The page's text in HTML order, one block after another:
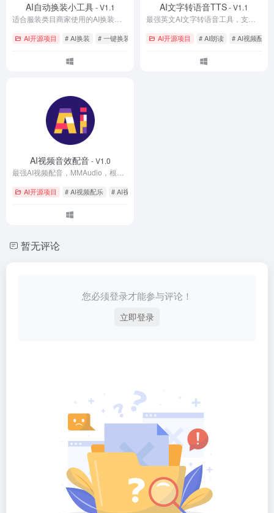
AI自动换装小工具- V1.1
适合服装类目商家使用的AI换装工具，加入官方全身模型，效果更好，4G显存就能跑，任意人物换任意衣服，不用搭建环境，解压即用！
AI开源项目 # AI换装 # 一键换装 # 服装
AI文字转语音TTS - V1.1
最强英文AI文字转语音工具，支持长文本朗读，支持28种音色
AI开源项目 # AI朗读 # AI视频配音
AI视频音效配音- V1.0
最强AI视频配音，MMAudio，根据视频画面自动配上音乐、音效，一键启动整合包！解压即用，完全免费！
AI开源项目 # AI视频配乐 # AI视频配音
暂无评论
您必须登录才能参与评论！
立即登录